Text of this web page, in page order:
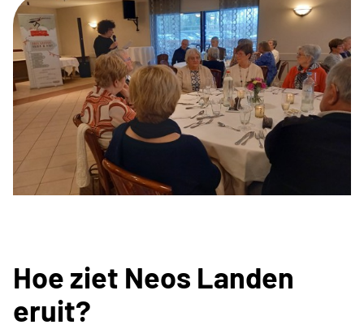
Hoe ziet Neos Landen
eruit?